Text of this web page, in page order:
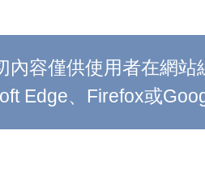
容僅供使用者在網
Edge、Firefox或